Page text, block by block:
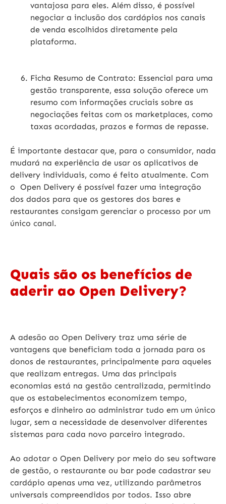
vantajosa para eles. Além disso, é possível
negociar a inclusão dos cardápios nos canais
de venda escolhidos diretamente pela
plataforma.
Ficha Resumo de Contrato: Essencial para uma
gestão transparente, essa solução oferece um
resumo com informações cruciais sobre as
negociações feitas com os marketplaces, como
taxas acordadas, prazos e formas de repasse.
É importante destacar que, para o consumidor, nada
mudará na experiência de usar os aplicativos de
delivery individuais, como é feito atualmente. Com
o Open Delivery é possível fazer uma integração
dos dados para que os gestores dos bares e
restaurantes consigam gerenciar o processo por um
único canal.
Quais são os benefícios de
aderir ao Open Delivery?
A adesão ao Open Delivery traz uma série de
vantagens que beneficiam toda a jornada para os
donos de restaurantes, principalmente para aqueles
que realizam entregas. Uma das principais
economias está na gestão centralizada, permitindo
que os estabelecimentos economizem tempo,
esforços e dinheiro ao administrar tudo em um único
lugar, sem a necessidade de desenvolver diferentes
sistemas para cada novo parceiro integrado.
Ao adotar o Open Delivery por meio do seu software
de gestão, o restaurante ou bar pode cadastrar seu
cardápio apenas uma vez, utilizando parâmetros
universais compreendidos por todos. Isso abre